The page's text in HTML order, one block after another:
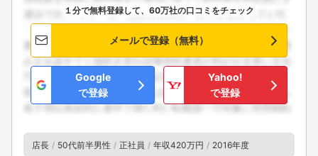
１分で無料登録して、60万社の口コミをチェック
メールで登録（無料）
Google
で登録
Yahoo!
で登録
店長 50代前半男性 正社員 年収420万円 2016年度